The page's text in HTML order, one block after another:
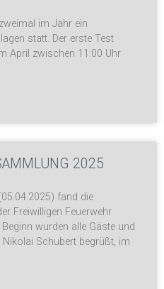
im Jahr ein
statt. Der erste Test
April zwischen 11:00 Uhr
2025
fand die
Freiwilligen Feuerwehr
wurden alle Gäste und
Schubert begrüßt, im